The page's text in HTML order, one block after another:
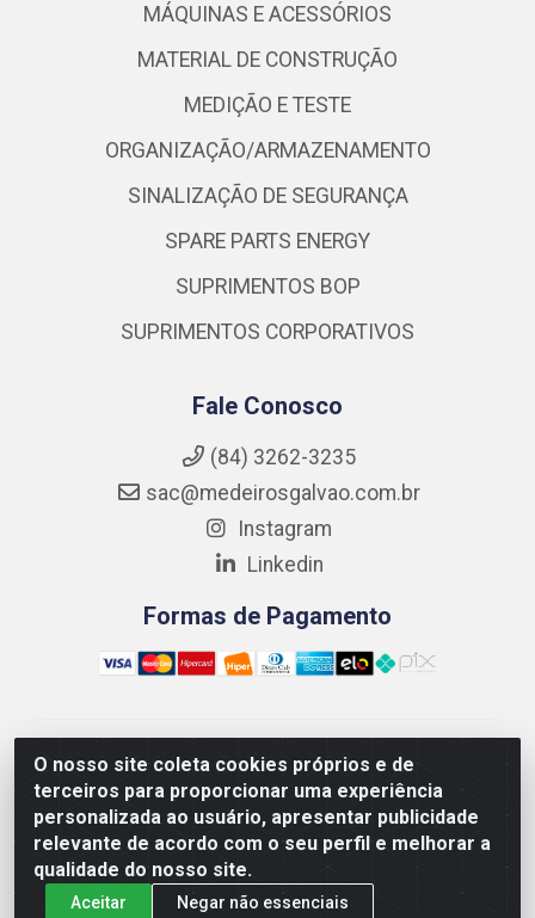
O nosso site coleta cookies próprios e de
terceiros para proporcionar uma experiência
personalizada ao usuário, apresentar publicidade
relevante de acordo com o seu perfil e melhorar a
qualidade do nosso site.
Aceitar Negar não essenciais
MÁQUINAS E ACESSÓRIOS
MATERIAL DE CONSTRUÇÃO
MEDIÇÃO E TESTE
ORGANIZAÇÃO/ARMAZENAMENTO
SINALIZAÇÃO DE SEGURANÇA
SPARE PARTS ENERGY
SUPRIMENTOS BOP
SUPRIMENTOS CORPORATIVOS
Fale Conosco
(84) 3262-3235
sac@medeirosgalvao.com.br
Instagram
Linkedin
Formas de Pagamento
Medeiros Galvão Soluções LTDA - Avenida Antônio
Severiano da Câmara - Br 406, 1111, Km 102 - Centro,
João Câmara/RN - CEP 59550-000 - CNPJ
01.347.878/0001-60